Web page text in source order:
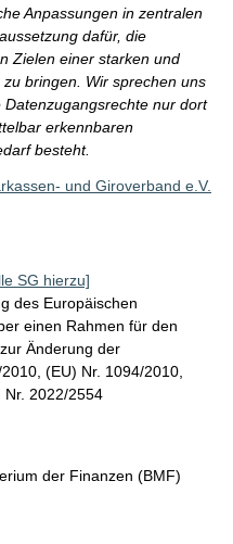
Anpassungen in zentralen
dafür, die
Zielen einer starken und
bringen. Wir sprechen uns
nur dort
erkennbaren
besteht.
und Giroverband e.V.
SG hierzu]
des Europäischen
einen Rahmen für den
Änderung der
(EU) Nr. 1094/2010,
Nr. 2022/2554
der Finanzen (BMF)